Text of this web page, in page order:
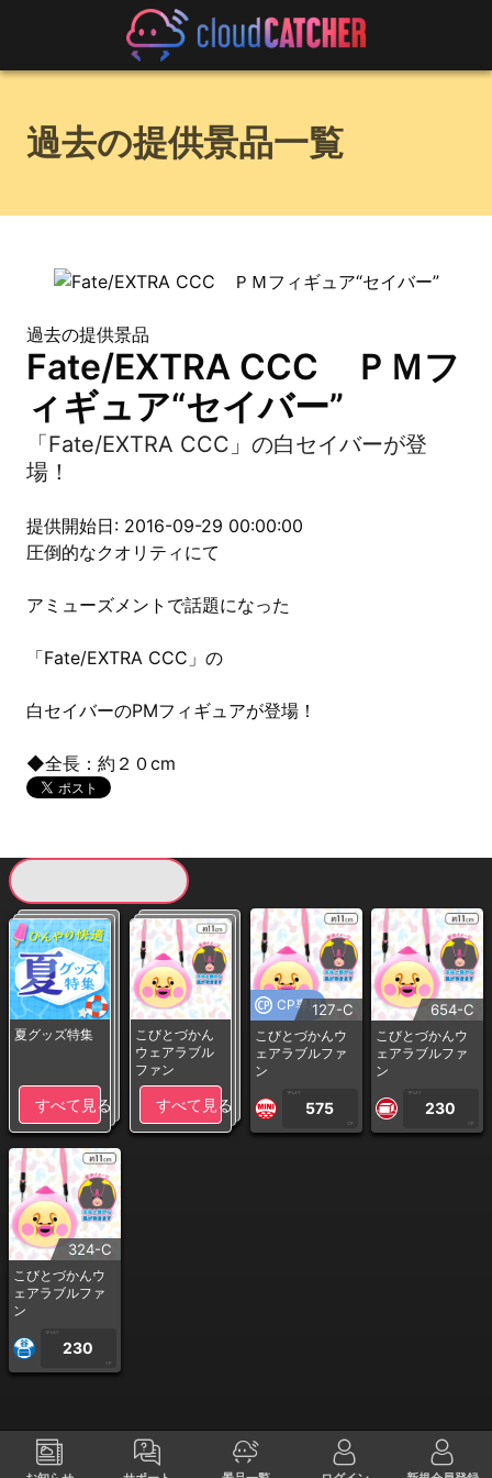
過去の提供景品一覧
過去の提供景品
Fate/EXTRA CCC ＰＭフ
ィギュア“セイバー”
「Fate/EXTRA CCC」の白セイバーが登
場！
提供開始日: 2016-09-29 00:00:00
圧倒的なクオリティにて
アミューズメントで話題になった
「Fate/EXTRA CCC」の
白セイバーのPMフィギュアが登場！
◆全長：約２０cm
夏グッズ特集
すべて見る
こびとづかん
ウェアラブル
ファン
すべて見る
CP専用127-C
こびとづかんウ
ェアラブルファ
ン
1PLAY
575
CP
654-C
こびとづかんウ
ェアラブルファ
ン
1PLAY
230
CP
324-C
こびとづかんウ
ェアラブルファ
ン
1PLAY
230
CP